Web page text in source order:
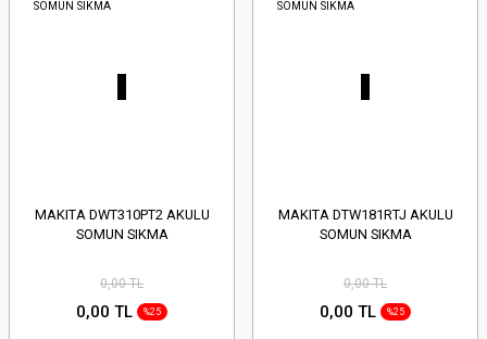
MAKITA DWT310PT2 AKULU
SOMUN SIKMA
0,00 TL
0,00 TL %25
MAKITA DTW181RTJ AKULU
SOMUN SIKMA
0,00 TL
0,00 TL %25